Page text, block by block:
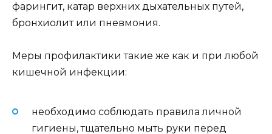
фарингит, катар верхних дыхательных путей,
бронхиолит или пневмония.
Меры профилактики такие же как и при любой
кишечной инфекции:
необходимо соблюдать правила личной
гигиены, тщательно мыть руки перед